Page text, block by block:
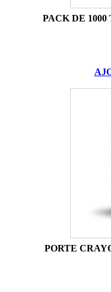
PACK DE
PORTE